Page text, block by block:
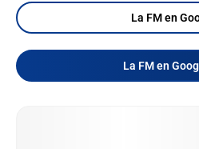
La FM en
La FM en